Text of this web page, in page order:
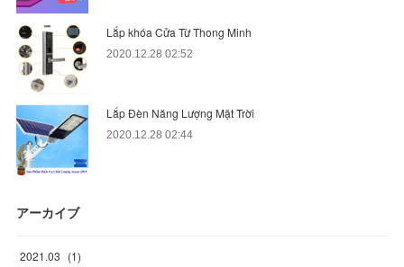
Lắp khóa Cửa Từ Thong Minh
2020.12.28 02:52
Lắp Đèn Năng Lượng Mặt Trời
2020.12.28 02:44
アーカイブ
2021.03 (1)